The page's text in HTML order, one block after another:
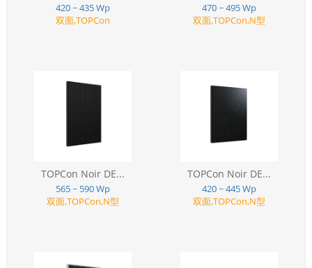
420 ~ 435 Wp
双面,TOPCon
470 ~ 495 Wp
双面,TOPCon,N型
TOPCon Noir DE...
565 ~ 590 Wp
双面,TOPCon,N型
TOPCon Noir DE...
420 ~ 445 Wp
双面,TOPCon,N型